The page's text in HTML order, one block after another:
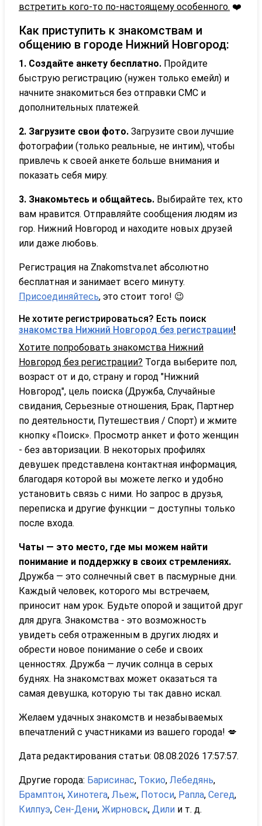
встретить кого-то по-настоящему особенного. ❤️
Как приступить к знакомствам и
общению в городе Нижний Новгород:
1. Создайте анкету бесплатно. Пройдите
быструю регистрацию (нужен только емейл) и
начните знакомиться без отправки СМС и
дополнительных платежей.
2. Загрузите свои фото. Загрузите свои лучшие
фотографии (только реальные, не интим), чтобы
привлечь к своей анкете больше внимания и
показать себя миру.
3. Знакомьтесь и общайтесь. Выбирайте тех, кто
вам нравится. Отправляйте сообщения людям из
гор. Нижний Новгород и находите новых друзей
или даже любовь.
Регистрация на Znakomstva.net абсолютно
бесплатная и занимает всего минуту.
Присоединяйтесь, это стоит того! 😉
Не хотите регистрироваться? Есть поиск
знакомства Нижний Новгород без регистрации!
Хотите попробовать знакомства Нижний
Новгород без регистрации? Тогда выберите пол,
возраст от и до, страну и город "Нижний
Новгород", цель поиска (Дружба, Случайные
свидания, Серьезные отношения, Брак, Партнер
по деятельности, Путешествия / Спорт) и жмите
кнопку «Поиск». Просмотр анкет и фото женщин
- без авторизации. В некоторых профилях
девушек представлена контактная информация,
благодаря которой вы можете легко и удобно
установить связь с ними. Но запрос в друзья,
переписка и другие функции – доступны только
после входа.
Чаты — это место, где мы можем найти
понимание и поддержку в своих стремлениях.
Дружба — это солнечный свет в пасмурные дни.
Каждый человек, которого мы встречаем,
приносит нам урок. Будьте опорой и защитой друг
для друга. Знакомства - это возможность
увидеть себя отраженным в других людях и
обрести новое понимание о себе и своих
ценностях. Дружба — лучик солнца в серых
буднях. На знакомствах может оказаться та
самая девушка, которую ты так давно искал.
Желаем удачных знакомств и незабываемых
впечатлений с участниками из вашего города! 💋
Дата редактирования статьи: 08.08.2026 17:57:57.
Другие города: Барисинас, Токио, Лебедянь,
Брамптон, Хинотега, Льеж, Потоси, Рапла, Сегед,
Килпуэ, Сен-Дени, Жирновск, Дили и т. д.